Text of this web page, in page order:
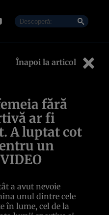
Înapoi la articol
fără
ar fi
A luptat cot
un
a avut nevoie
unul dintre cele
în lume, cel de la